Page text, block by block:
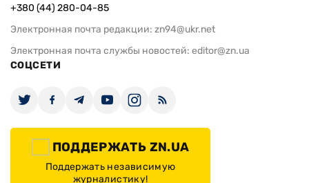
+380 (44) 280-04-85
Электронная почта редакции: zn94@ukr.net
Электронная почта службы новостей: editor@zn.ua
СОЦСЕТИ
ПОДДЕРЖАТЬ ZN.UA
Поддержать независимую
журналистику!